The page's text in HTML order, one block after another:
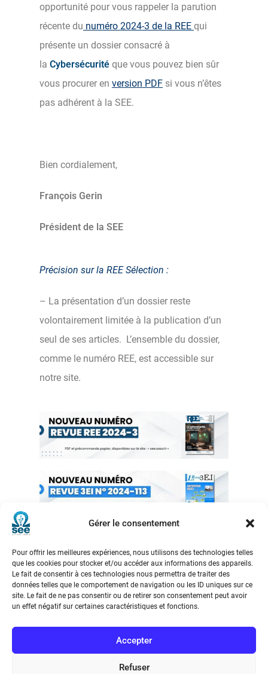
Gérer le consentement
Pour offrir les meilleures expériences, nous utilisons des technologies telles
que les cookies pour stocker et/ou accéder aux informations des appareils.
Le fait de consentir à ces technologies nous permettra de traiter des
données telles que le comportement de navigation ou les ID uniques sur ce
site. Le fait de ne pas consentir ou de retirer son consentement peut avoir
un effet négatif sur certaines caractéristiques et fonctions.
Accepter
Refuser
opportunité pour vous rappeler la parution
récente du numéro 2024-3 de la REE qui
présente un dossier consacré à
la Cybersécurité que vous pouvez bien sûr
vous procurer en version PDF si vous n’êtes
pas adhérent à la SEE.
Bien cordialement,
François Gerin
Président de la SEE
Précision sur la REE Sélection :
– La présentation d’un dossier reste
volontairement limitée à la publication d’un
seul de ses articles. L’ensemble du dossier,
comme le numéro REE, est accessible sur
notre site.